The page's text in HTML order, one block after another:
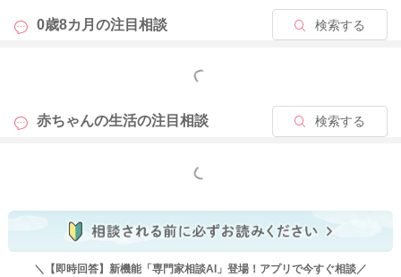
夢が刺激となり夜間に興奮します。 特に眠りが深いところから
浅いところに変わるパターンで夜泣きが発生していると考えら
感なお子さんは泣く頻度が高いのかと思います。
夜泣き自体をピタリと止めるのは難しく、成長を見守るのです
事にまとめていますので、よかったらご覧になってみてくださ
よろしくお願いします。
https://baby-calendar.jp/knowledge/baby/957
0歳8カ月の注目相談 検索する
もっと見る
赤ちゃんの生活の注目相談 検索する
もっと見る
＼【即時回答】新機能「専門家相談AI」登場！アプリで今すぐ相談／